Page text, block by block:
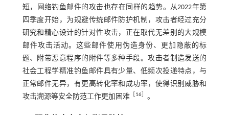
短，网络钓鱼邮件的攻击也存在同样的趋势。从2022年第
四季度开始，为规避传统邮件防护机制，攻击者经过充分
研究和精心设计的针对性攻击，正在取代无差别的大规模
邮件攻击活动。这些邮件使用伪造身份、更加隐蔽的标
题、附带恶意程序的附件等多种手段。攻击者制造发送的
社会工程学精准钓鱼邮件具有少量、低频次投递特点，与
正常邮件无异，有更高转化率和成功率，使得识别威胁和
攻击溯源等安全防范工作更加困难［ 16］ 。